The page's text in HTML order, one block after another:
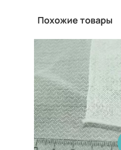
Похожие товары